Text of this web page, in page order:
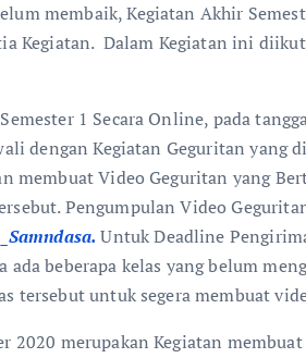
membaik, Kegiatan Akhir
Kegiatan. Dalam Kegiatan ini
1 Secara Online, pada
dengan Kegiatan Geguritan yang
membuat Video Geguritan yang
Pengumpulan Video
Untuk Deadline
ada beberapa kelas yang belum
tersebut untuk segera membuat
2020 merupakan Kegiatan